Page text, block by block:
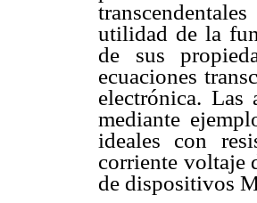
utilidad de la
de sus
ecuaciones
electrónica. Las
mediante
ideales con
corriente voltaje
de dispositivos